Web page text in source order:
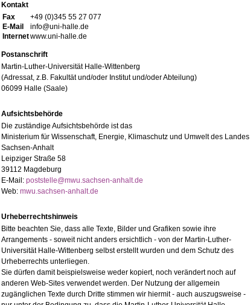
Kontakt
Fax
+49 (0)345 55 27 077
E-Mail
info@uni-halle.de
Internetwww.uni-halle.de
Postanschrift
Martin-Luther-Universität Halle-Wittenberg
(Adressat, z.B. Fakultät und/oder Institut und/oder Abteilung)
06099 Halle (Saale)
Aufsichtsbehörde
Die zuständige Aufsichtsbehörde ist das
Ministerium für Wissenschaft, Energie, Klimaschutz und Umwelt des Landes
Sachsen-Anhalt
Leipziger Straße 58
39112 Magdeburg
E-Mail: poststelle@mwu.sachsen-anhalt.de
Web: mwu.sachsen-anhalt.de
Urheberrechtshinweis
Bitte beachten Sie, dass alle Texte, Bilder und Grafiken sowie ihre
Arrangements - soweit nicht anders ersichtlich - von der Martin-Luther-
Universität Halle-Wittenberg selbst erstellt wurden und dem Schutz des
Urheberrechts unterliegen.
Sie dürfen damit beispielsweise weder kopiert, noch verändert noch auf
anderen Web-Sites verwendet werden. Der Nutzung der allgemein
zugänglichen Texte durch Dritte stimmen wir hiermit - auch auszugsweise -